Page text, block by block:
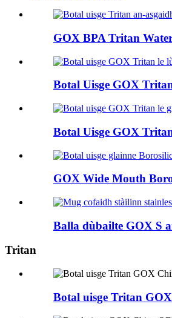
GOX BPA Tritan
Botal Uisge GOX
Botal Uisge GOX
GOX Wide Mouth
Balla dùbailte GOX S
Tritan
Botal uisge Tritan